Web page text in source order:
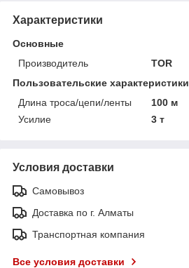
Характеристики
Основные
Производитель
TOR
Пользовательские характеристики
Длина троса/цепи/ленты
100 м
Усилие
3 т
Условия доставки
Самовывоз
Доставка по г. Алматы
Транспортная компания
Все условия доставки